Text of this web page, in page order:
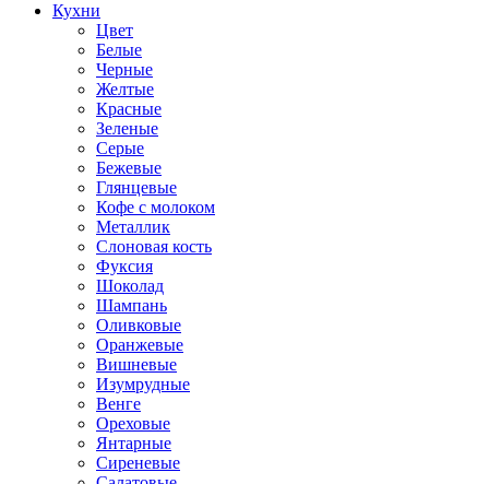
Кухни
Цвет
Белые
Черные
Желтые
Красные
Зеленые
Серые
Бежевые
Глянцевые
Кофе с молоком
Металлик
Слоновая кость
Фуксия
Шоколад
Шампань
Оливковые
Оранжевые
Вишневые
Изумрудные
Венге
Ореховые
Янтарные
Сиреневые